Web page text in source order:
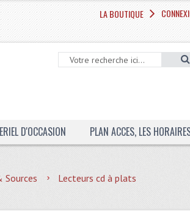
LA BOUTIQUE
D'OCCASION PLAN ACCES, LES
Sources Lecteurs cd à plats